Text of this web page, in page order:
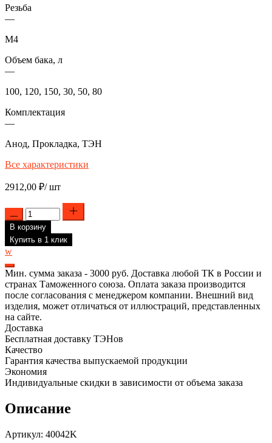
Резьба
—
М4
Объем бака, л
—
100, 120, 150, 30, 50, 80
Комплектация
—
Анод, Прокладка, ТЭН
Все характеристики
2912,00 ₽/ шт
Количество
товара
Комплект
ТЭН
RF
2000W(700+1300),
титан+D64мм,
М4,
клеммы
под
разъем,
L320мм,
220V+
прокладка
+
анод,
40042K
В корзину
Купить в 1 клик
w
Мин. сумма заказа - 3000 руб. Доставка любой ТК в России и
странах Таможенного союза. Оплата заказа производится
после согласования с менеджером компании. Внешний вид
изделия, может отличаться от иллюстраций, представленных
на сайте.
Доставка
Бесплатная доставку ТЭНов
Качество
Гарантия качества выпускаемой продукции
Экономия
Индивидуальные скидки в зависимости от объема заказа
Описание
Артикул: 40042K